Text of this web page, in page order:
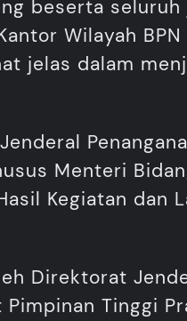
beserta
Wilayah
jelas dalam
Menteri
Kegiatan dan
Direktorat
Tinggi